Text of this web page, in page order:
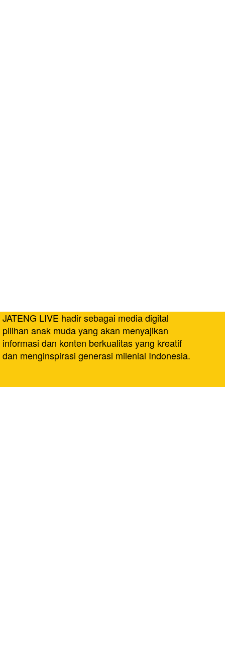
JATENG LIVE hadir sebagai media digital
pilihan anak muda yang akan menyajikan
informasi dan konten berkualitas yang kreatif
dan menginspirasi generasi milenial Indonesia.